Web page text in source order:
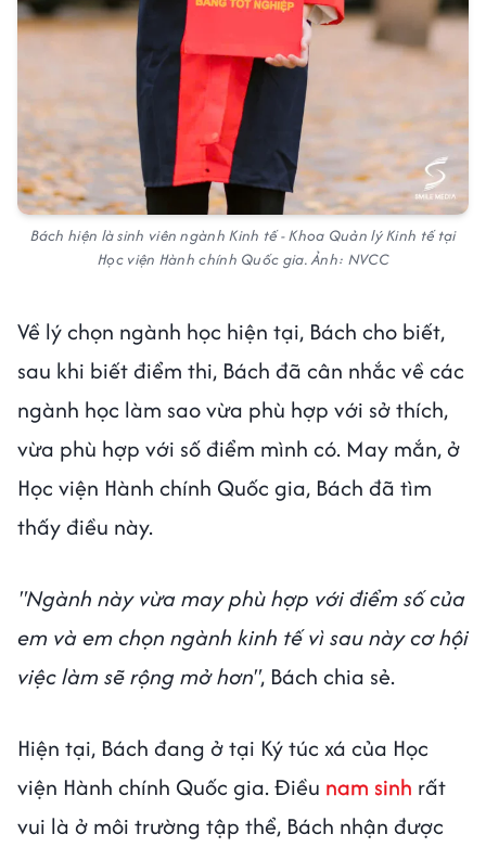
Bách hiện là sinh viên ngành Kinh tế - Khoa Quản lý Kinh tế tại
Học viện Hành chính Quốc gia. Ảnh: NVCC
Về lý chọn ngành học hiện tại, Bách cho biết,
sau khi biết điểm thi, Bách đã cân nhắc về các
ngành học làm sao vừa phù hợp với sở thích,
vừa phù hợp với số điểm mình có. May mắn, ở
Học viện Hành chính Quốc gia, Bách đã tìm
thấy điều này.
"Ngành này vừa may phù hợp với điểm số của
em và em chọn ngành kinh tế vì sau này cơ hội
việc làm sẽ rộng mở hơn", Bách chia sẻ.
Hiện tại, Bách đang ở tại Ký túc xá của Học
viện Hành chính Quốc gia. Điều nam sinh rất
vui là ở môi trường tập thể, Bách nhận được